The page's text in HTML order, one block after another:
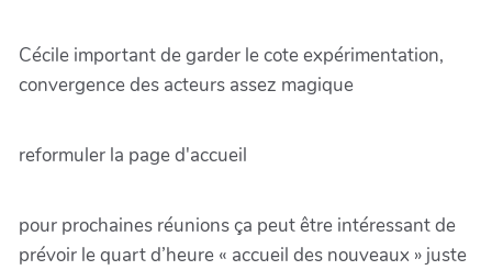
Cécile important de garder le cote expérimentation,
convergence des acteurs assez magique
reformuler la page d'accueil
pour prochaines réunions ça peut être intéressant de
prévoir le quart d’heure « accueil des nouveaux » juste